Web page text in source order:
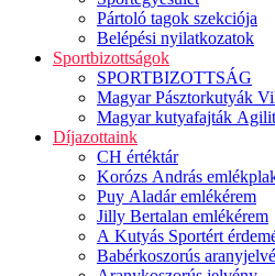
Pártoló tagok szekciója
Belépési nyilatkozatok
Sportbizottságok
SPORTBIZOTTSÁG
Magyar Pásztorkutyák
Magyar kutyafajták
Díjazottaink
CH értéktár
Korózs András
Puy Aladár emlékérem
Jilly Bertalan emlékérem
A Kutyás Sportért
Babérkoszorús